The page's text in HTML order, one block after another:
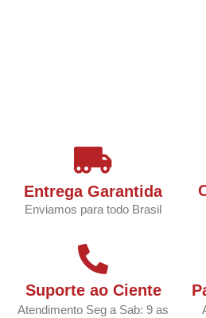
Entrega Garantida
Enviamos para todo Brasil
Suporte ao Ciente
Atendimento Seg a Sab: 9 as